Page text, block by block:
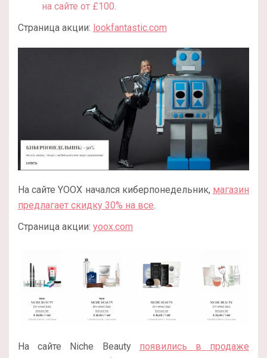
на сайте от £100.
Страница акции: lookfantastic.com
На сайте YOOX начался киберпонедельник, магазин
предлагает скидку 30% на все.
Страница акции: yoox.com
На сайте Niche Beauty появились в продаже